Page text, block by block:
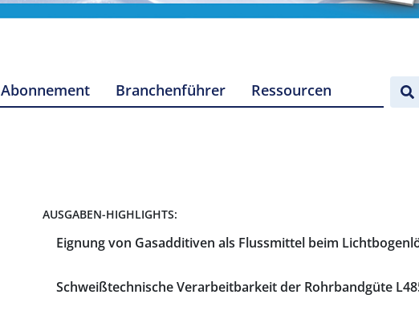
Abonnement Branchenführer Ressourcen
AUSGABEN-HIGHLIGHTS:
Eignung von Gasadditiven als Flussmittel beim
Schweißtechnische Verarbeitbarkeit der Rohrbandgüte